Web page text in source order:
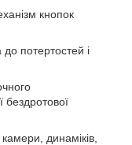
кнопок
до потертостей і
бездротової
динаміків,